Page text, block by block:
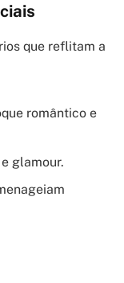
que reflitam a
romântico e
glamour.